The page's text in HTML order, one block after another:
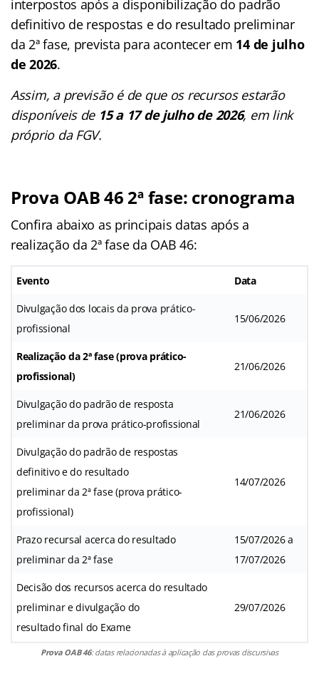
interpostos após a disponibilização do padrão
definitivo de respostas e do resultado preliminar
da 2ª fase, prevista para acontecer em 14 de julho
de 2026.
Assim, a previsão é de que os recursos estarão
disponíveis de 15 a 17 de julho de 2026, em link
próprio da FGV.
Prova OAB 46 2ª fase: cronograma
Confira abaixo as principais datas após a
realização da 2ª fase da OAB 46:
Evento Data
Divulgação dos locais da prova prático-
profissional
15/06/2026
Realização da 2ª fase (prova prático-
profissional)
21/06/2026
Divulgação do padrão de resposta
preliminar da prova prático-profissional
21/06/2026
Divulgação do padrão de respostas
definitivo e do resultado
preliminar da 2ª fase (prova prático-
profissional)
14/07/2026
Prazo recursal acerca do resultado
preliminar da 2ª fase
15/07/2026 a
17/07/2026
Decisão dos recursos acerca do resultado
preliminar e divulgação do
resultado final do Exame
29/07/2026
Prova OAB 46: datas relacionadas à aplicação das provas discursivas